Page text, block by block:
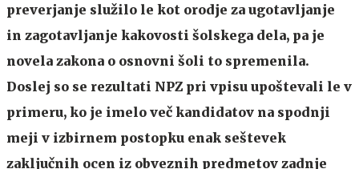
preverjanje služilo le kot orodje za ugotavljanje
in zagotavljanje kakovosti šolskega dela, pa je
novela zakona o osnovni šoli to spremenila.
Doslej so se rezultati NPZ pri vpisu upoštevali le v
primeru, ko je imelo več kandidatov na spodnji
meji v izbirnem postopku enak seštevek
zaključnih ocen iz obveznih predmetov zadnje